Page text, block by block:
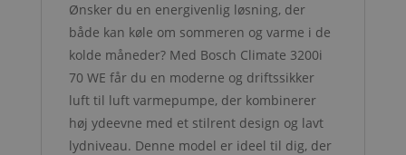
Ønsker du en energivenlig løsning, der
både kan køle om sommeren og varme i de
kolde måneder? Med Bosch Climate 3200i
70 WE får du en moderne og driftssikker
luft til luft varmepumpe, der kombinerer
høj ydeevne med et stilrent design og lavt
lydniveau. Denne model er ideel til dig, der